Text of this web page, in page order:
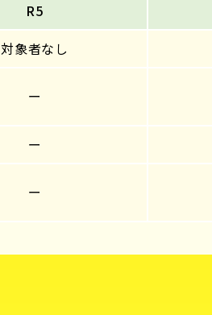
R5
対象者なし
ー
ー
ー